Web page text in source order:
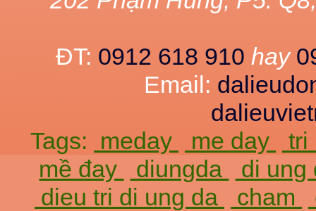
ĐT: 0912 618 910 hay
Email:
Tags: meday me day
tri
mề đay
diungda
di
dieu tri di ung da
cham